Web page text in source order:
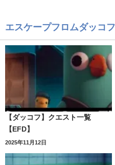
エスケープフロムダッコフ
【ダッコフ】クエスト一覧
【EFD】
2025年11月12日